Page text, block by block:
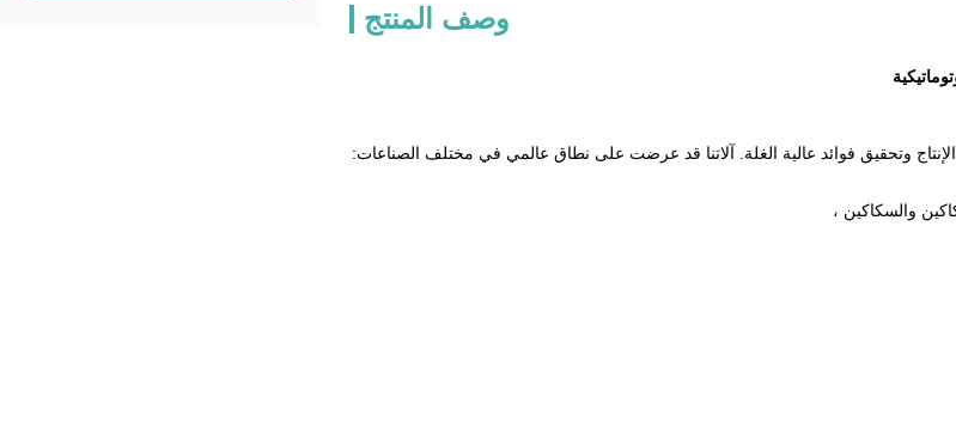
وصف المنتج
وتحقيق فوائد عالية الغلة. آلاتنا قد عرضت على نطاق عالمي في مختلف الصناعات: